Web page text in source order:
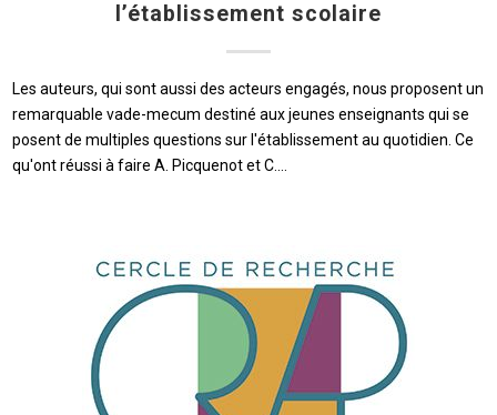
l’établissement scolaire
Les auteurs, qui sont aussi des acteurs engagés, nous proposent un
remarquable vade-mecum destiné aux jeunes enseignants qui se
posent de multiples questions sur l'établissement au quotidien. Ce
qu'ont réussi à faire A. Picquenot et C.…